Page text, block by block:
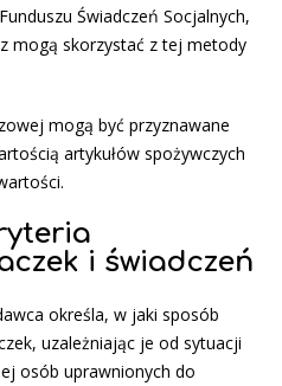
Świadczeń Socjalnych,
mogą skorzystać z tej metody
mogą być przyznawane
artykułów spożywczych
i świadczeń
określa, w jaki sposób
uzależniając je od sytuacji
osób uprawnionych do